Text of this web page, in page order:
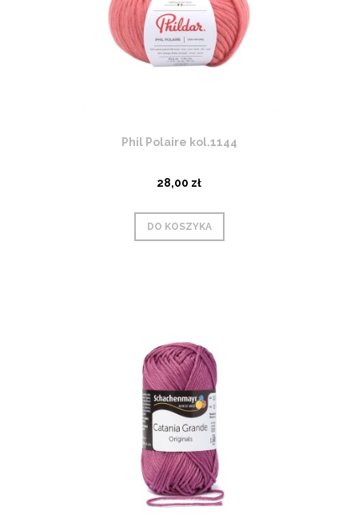
Phil Polaire kol.1144
28,00 zł
DO KOSZYKA